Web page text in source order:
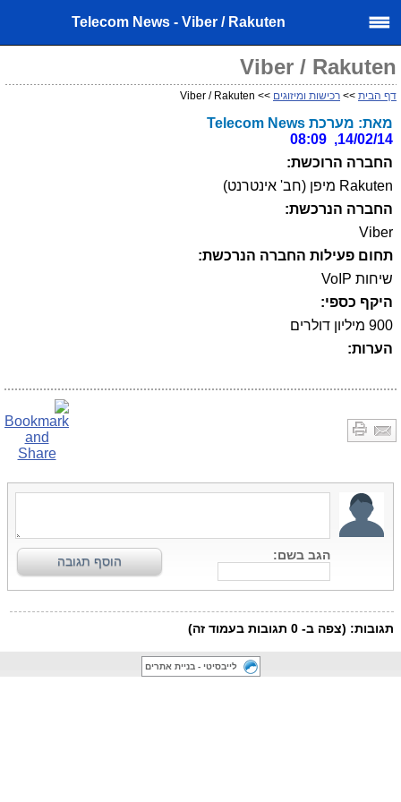
Telecom News - Viber / Rakuten
Viber / Rakuten
דף הבית >> רכישות ומיזוגים >> Viber / Rakuten
מאת: מערכת Telecom News
14/02/14, 08:09
החברה הרוכשת:
Rakuten מיפן (חב' אינטרנט)
החברה הנרכשת:
Viber
תחום פעילות החברה הנרכשת:
שיחות VoIP
היקף כספי:
900 מיליון דולרים
הערות:
לייבסיטי - בניית אתרים